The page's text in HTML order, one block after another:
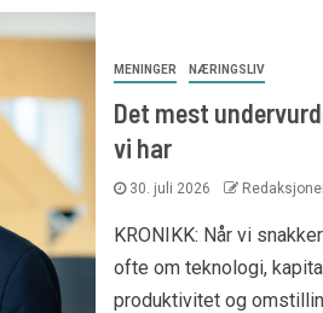
MENINGER NÆRINGSLIV
Det mest
vi har
30. juli 2026
KRONIKK: Når vi
ofte om teknologi,
produktivitet og